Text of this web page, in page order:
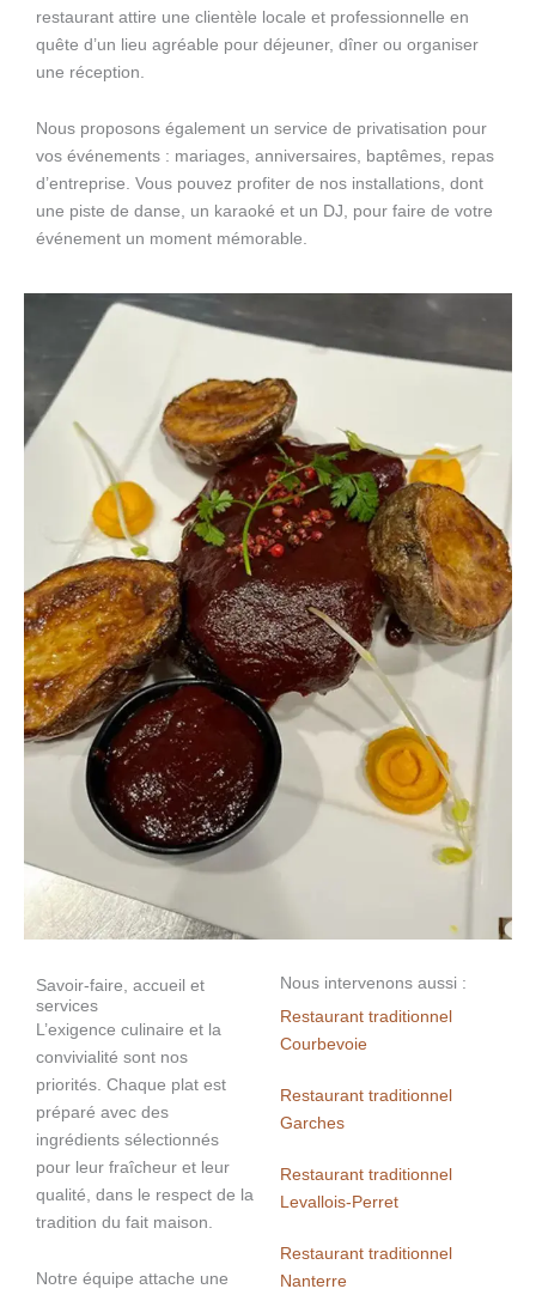
restaurant attire une clientèle locale et professionnelle en
quête d’un lieu agréable pour déjeuner, dîner ou organiser
une réception.
Nous proposons également un service de privatisation pour
vos événements : mariages, anniversaires, baptêmes, repas
d’entreprise. Vous pouvez profiter de nos installations, dont
une piste de danse, un karaoké et un DJ, pour faire de votre
événement un moment mémorable.
Savoir-faire, accueil et
services
L’exigence culinaire et la
convivialité sont nos
priorités. Chaque plat est
préparé avec des
ingrédients sélectionnés
pour leur fraîcheur et leur
qualité, dans le respect de la
tradition du fait maison.
Notre équipe attache une
Nous intervenons aussi :
Restaurant traditionnel
Courbevoie
Restaurant traditionnel
Garches
Restaurant traditionnel
Levallois-Perret
Restaurant traditionnel
Nanterre